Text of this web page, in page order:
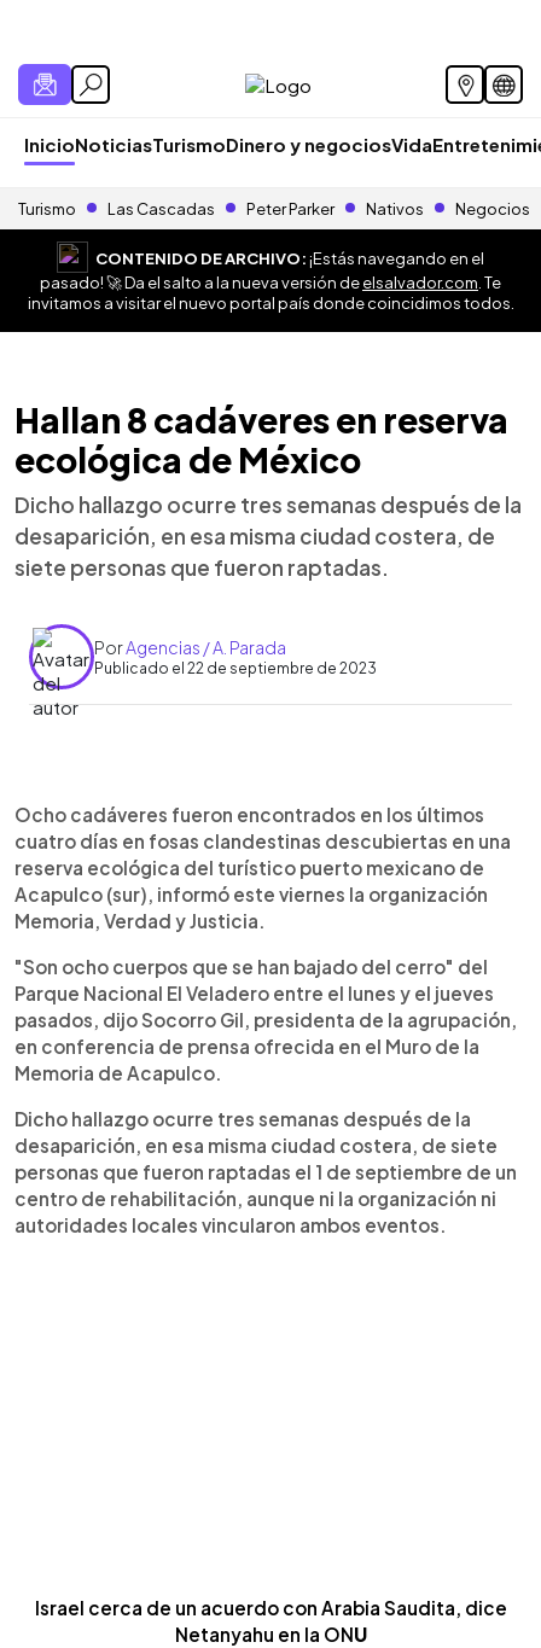
InicioNoticiasTurismoDinero y negociosVida
Turismo Las Cascadas Peter Parker Nativos Negocios
CONTENIDO DE ARCHIVO:¡Estás navegando en el
pasado! 🚀 Da el salto a la nueva versión deelsalvador.com . Te
invitamos a visitar el nuevo portal país donde coincidimos todos.
Hallan 8 cadáveres en reserva
ecológica de México
Dicho hallazgo ocurre tres semanas después de la
desaparición, en esa misma ciudad costera, de
siete personas que fueron raptadas.
PorAgencias / A. Parada
Publicado el 22 de septiembre de 2023
Escuchar artículo
Ocho cadáveres fueron encontrados en los últimos
cuatro días en fosas clandestinas descubiertas en una
reserva ecológica del turístico puerto mexicano de
Acapulco (sur), informó este viernes la organización
Memoria, Verdad y Justicia.
"Son ocho cuerpos que se han bajado del cerro" del
Parque Nacional El Veladero entre el lunes y el jueves
pasados, dijo Socorro Gil, presidenta de la agrupación,
en conferencia de prensa ofrecida en el Muro de la
Memoria de Acapulco.
Dicho hallazgo ocurre tres semanas después de la
desaparición, en esa misma ciudad costera, de siete
personas que fueron raptadas el 1 de septiembre de un
centro de rehabilitación, aunque ni la organización ni
autoridades locales vincularon ambos eventos.
Israel cerca de un acuerdo con Arabia Saudita, dice
Netanyahu en la ONU